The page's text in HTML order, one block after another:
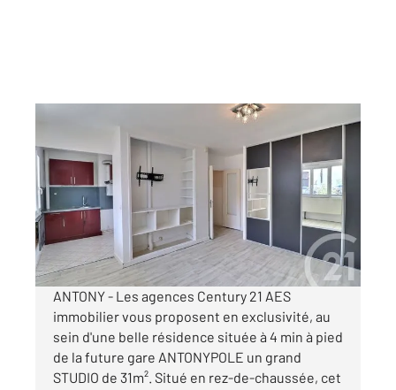
ANTONY 92
30,69 m
, 1 pièce
Ref : 4609
Appartement Studio à vendre
145 000 €
Visiter le site dédié
ANTONY - Les agences Century 21 AES
immobilier vous proposent en exclusivité, au
sein d'une belle résidence située à 4 min à pied
de la future gare ANTONYPOLE un grand
STUDIO de 31m². Situé en rez-de-chaussée, cet